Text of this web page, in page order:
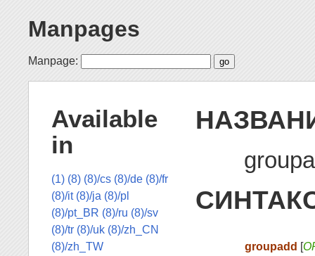
Manpages
Manpage:
groupadd [
Available
in
(1) (8) (8)/cs (8)/de (8)/fr
(8)/it (8)/ja (8)/pl
(8)/pt_BR (8)/ru (8)/sv
(8)/tr (8)/uk (8)/zh_CN
(8)/zh_TW